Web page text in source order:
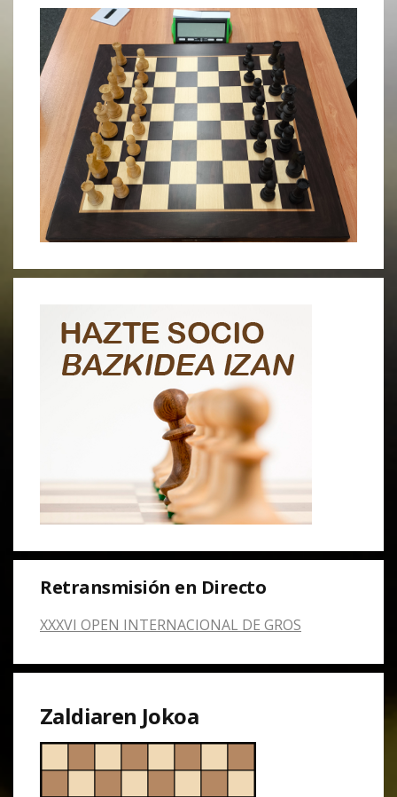
Retransmisión en Directo
XXXVI OPEN INTERNACIONAL DE GROS
Zaldiaren Jokoa